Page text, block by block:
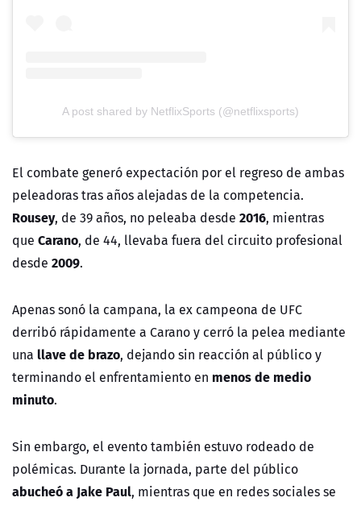
A post shared by NetflixSports (@netflixsports)
El combate generó expectación por el regreso de ambas
peleadoras tras años alejadas de la competencia.
Rousey, de 39 años, no peleaba desde 2016, mientras
que Carano, de 44, llevaba fuera del circuito profesional
desde 2009.
Apenas sonó la campana, la ex campeona de UFC
derribó rápidamente a Carano y cerró la pelea mediante
una llave de brazo, dejando sin reacción al público y
terminando el enfrentamiento en menos de medio
minuto.
Sin embargo, el evento también estuvo rodeado de
polémicas. Durante la jornada, parte del público
abucheó a Jake Paul, mientras que en redes sociales se